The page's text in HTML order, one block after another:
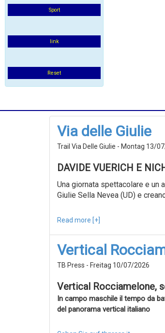
Sport
link
Reset
Via delle Giulie
Trail Via Delle Giulie - Montag 13/
DAVIDE VUERICH E
Una giornata spettacolare e un
Giulie Sella Nevea (UD) e
Read more [+]
Vertical
TB Press - Freitag 10/07/2026
Vertical Rocciamelone,
In campo maschile il tempo da
del panorama vertical italiano